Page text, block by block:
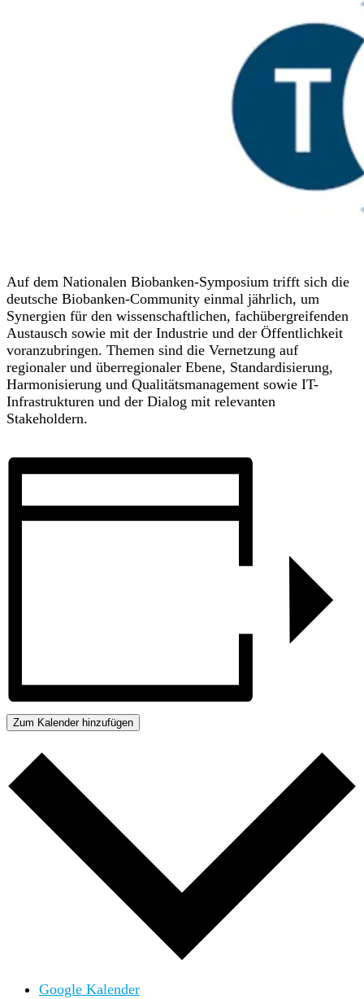
Auf dem Nationalen Biobanken-Symposium trifft sich die
deutsche Biobanken-Community einmal jährlich, um
Synergien für den wissenschaftlichen, fachübergreifenden
Austausch sowie mit der Industrie und der Öffentlichkeit
voranzubringen. Themen sind die Vernetzung auf
regionaler und überregionaler Ebene, Standardisierung,
Harmonisierung und Qualitätsmanagement sowie IT-
Infrastrukturen und der Dialog mit relevanten
Stakeholdern.
Zum Kalender hinzufügen
Google Kalender